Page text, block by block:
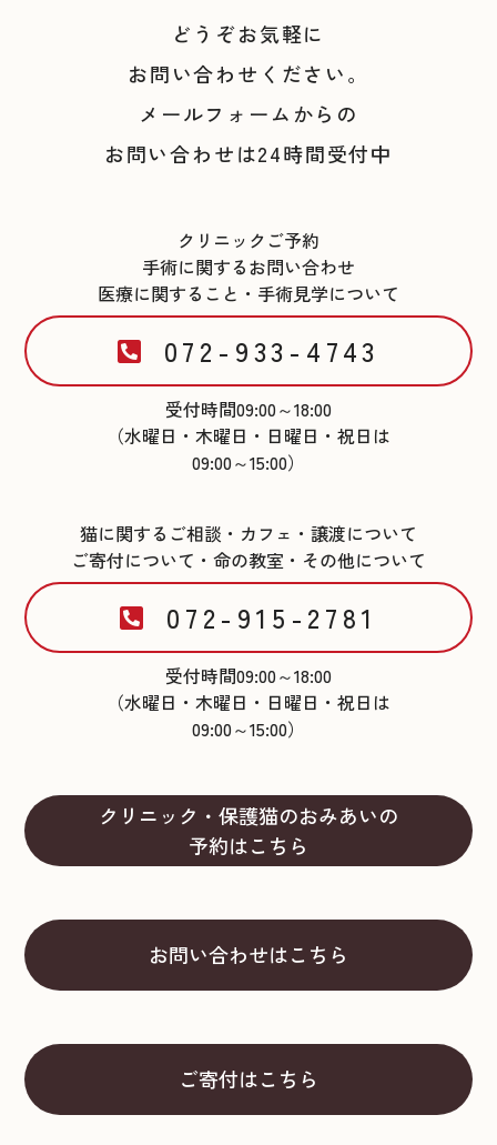
どうぞお気軽に
お問い合わせください。
メールフォームからの
お問い合わせは24時間受付中
クリニックご予約
手術に関するお問い合わせ
医療に関すること・手術見学について
072-933-4743
受付時間09:00～18:00
（水曜日・木曜日・日曜日・祝日は
09:00～15:00）
猫に関するご相談・カフェ・譲渡について
ご寄付について・命の教室・その他について
072-915-2781
受付時間09:00～18:00
（水曜日・木曜日・日曜日・祝日は
09:00～15:00）
クリニック・保護猫のおみあいの
予約はこちら
お問い合わせはこちら
ご寄付はこちら